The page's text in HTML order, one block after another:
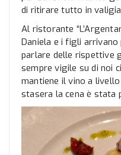
di ritirare tutto in
Al ristorante
Daniela e i figli arrivano
parlare delle rispettive
sempre vigile su di noi
mantiene il vino a
stasera la cena è stata